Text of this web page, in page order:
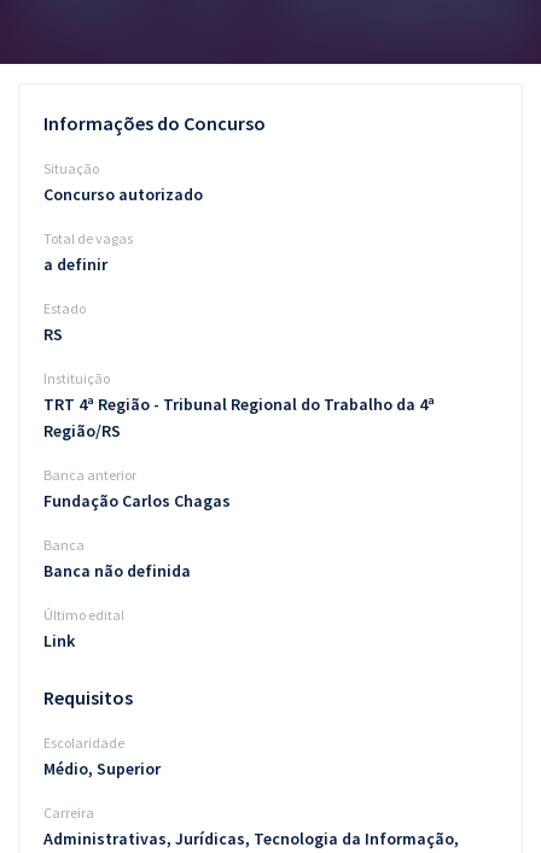
Blog
Aprovados
Atendimento
Informações do Concurso
Situação
Concurso autorizado
Total de vagas
a definir
Estado
RS
Instituição
TRT 4ª Região - Tribunal Regional do Trabalho da 4ª
Região/RS
Banca anterior
Fundação Carlos Chagas
Banca
Banca não definida
Último edital
Link
Requisitos
Escolaridade
Médio, Superior
Carreira
Administrativas, Jurídicas, Tecnologia da Informação,